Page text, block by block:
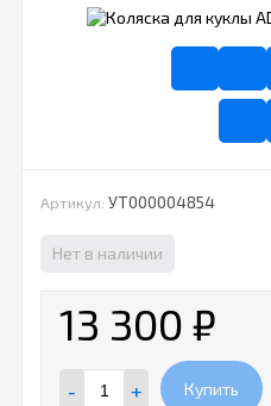
Артикул: УТ000004854
Нет в наличии
13 300 ₽
- + Купить